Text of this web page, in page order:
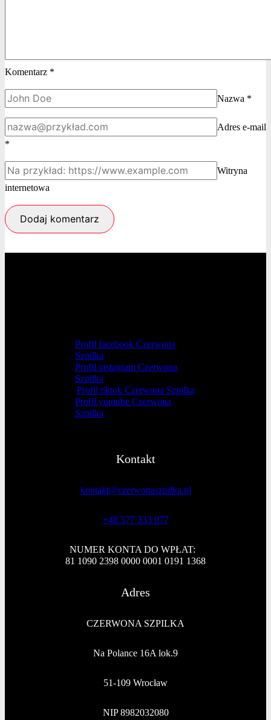
Komentarz *
Nazwa *
Adres e-mail
*
Witryna
internetowa
Profil facebook Czerwona
Szpilka
Profil instagram Czerwona
Szpilka
Profil tiktok Czerwona Szpilka
Profil youtube Czerwona
Szpilka
Kontakt
kontakt@czerwonaszpilka.pl
+48 577 333 077
NUMER KONTA DO WPŁAT:
81 1090 2398 0000 0001 0191 1368
Adres
CZERWONA SZPILKA
Na Polance 16A lok.9
51-109 Wrocław
NIP 8982032080